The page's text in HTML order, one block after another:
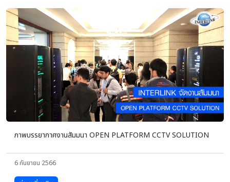
ภาพบรรยากาศงานสัมมนา OPEN PLATFORM CCTV SOLUTION
6 กันยายน 2566